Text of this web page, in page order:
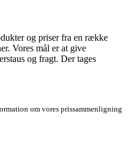
og priser fra en række
Vores mål er at give
og fragt. Der tages
om vores prissammenligning